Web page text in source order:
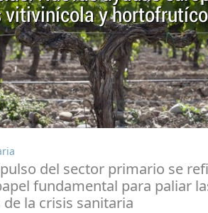
vitivinícola y
del sector primario se
fundamental para paliar
la crisis sanitaria